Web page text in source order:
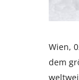
Wien,
dem